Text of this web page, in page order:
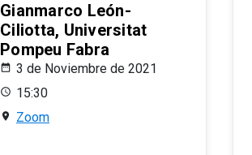
Gianmarco León-
Ciliotta, Universitat
Pompeu Fabra
3 de Noviembre de 2021
15:30
Zoom